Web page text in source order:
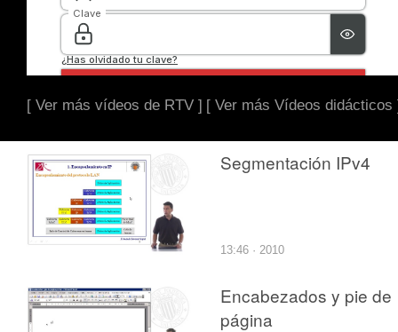
[ Ver más vídeos de RTV ] [ Ver más Vídeos didácticos
Segmentación IPv4
13:46 · 2010
Encabezados y pie de
página